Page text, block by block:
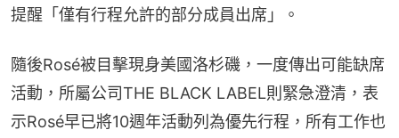
提醒「僅有行程允許的部分成員出席」。
隨後Rosé被目擊現身美國洛杉磯，一度傳出可能缺席
活動，所屬公司THE BLACK LABEL則緊急澄清，表
示Rosé早已將10週年活動列為優先行程，所有工作也